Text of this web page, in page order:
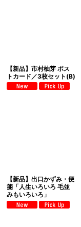
【新品】市村柚芽 ポス
トカード／3枚セット(B)
【新品】出口かずみ・便
箋「人生いろいろ 毛並
みもいろいろ」